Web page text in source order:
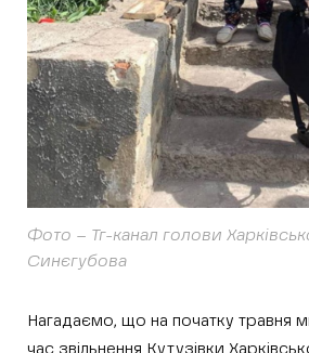
Фото – Тг-канал голови
Синєгубова
Нагадаємо, що на початку травня
час звільнення Кутузівки